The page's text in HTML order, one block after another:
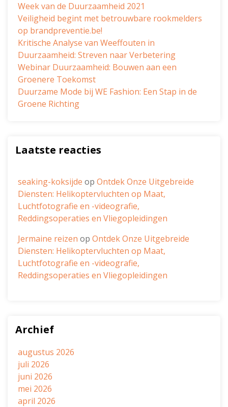
Week van de Duurzaamheid 2021
Veiligheid begint met betrouwbare rookmelders
op brandpreventie.be!
Kritische Analyse van Weeffouten in
Duurzaamheid: Streven naar Verbetering
Webinar Duurzaamheid: Bouwen aan een
Groenere Toekomst
Duurzame Mode bij WE Fashion: Een Stap in de
Groene Richting
Laatste reacties
seaking-koksijde op Ontdek Onze Uitgebreide
Diensten: Helikoptervluchten op Maat,
Luchtfotografie en -videografie,
Reddingsoperaties en Vliegopleidingen
Jermaine reizen op Ontdek Onze Uitgebreide
Diensten: Helikoptervluchten op Maat,
Luchtfotografie en -videografie,
Reddingsoperaties en Vliegopleidingen
Archief
augustus 2026
juli 2026
juni 2026
mei 2026
april 2026